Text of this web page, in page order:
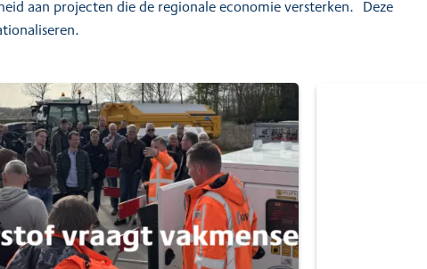
aan projecten die de regionale economie versterken. Deze